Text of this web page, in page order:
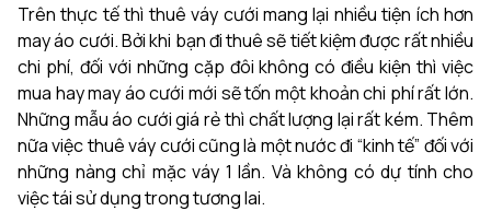
Trên thực tế thì thuê váy cưới mang lại nhiều tiện ích hơn
may áo cưới. Bởi khi bạn đi thuê sẽ tiết kiệm được rất nhiều
chi phí, đối với những cặp đôi không có điều kiện thì việc
mua hay may áo cưới mới sẽ tốn một khoản chi phí rất lớn.
Những mẫu áo cưới giá rẻ thì chất lượng lại rất kém. Thêm
nữa việc thuê váy cưới cũng là một nước đi “kinh tế” đối với
những nàng chỉ mặc váy 1 lần. Và không có dự tính cho
việc tái sử dụng trong tương lai.